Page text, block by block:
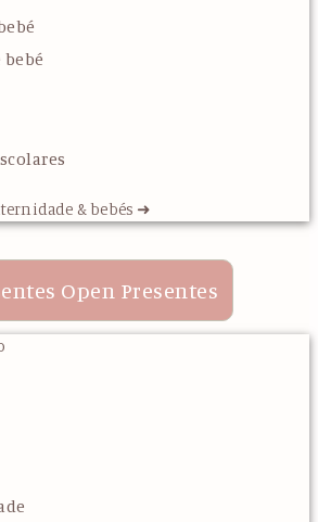
bebé
& bebés ➜
Open Presentes